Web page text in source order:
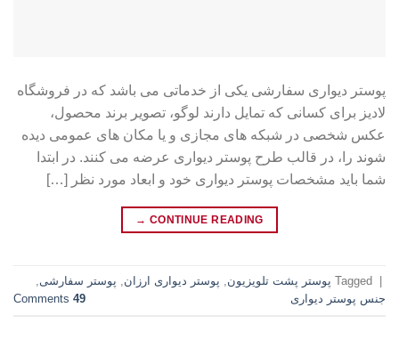
پوستر دیواری سفارشی یکی از خدماتی می باشد که در فروشگاه
لادیز برای کسانی که تمایل دارند لوگو، تصویر برند محصول،
عکس شخصی در شبکه های مجازی و یا مکان های عمومی دیده
شوند را، در قالب طرح پوستر دیواری عرضه می کنند. در ابتدا
شما باید مشخصات پوستر دیواری خود و ابعاد مورد نظر […]
CONTINUE READING
→
Tagged پوستر پشت تلویزیون پوستر دیواری ارزان پوستر سفارشی
جنس پوستر دیواری
49